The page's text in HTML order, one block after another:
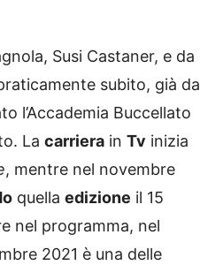
Susi Castaner, e da
subito, già da
l’Accademia Buccellato
La carriera in Tv inizia
, mentre nel novembre
quella edizione il 15
nel programma, nel
2021 è una delle